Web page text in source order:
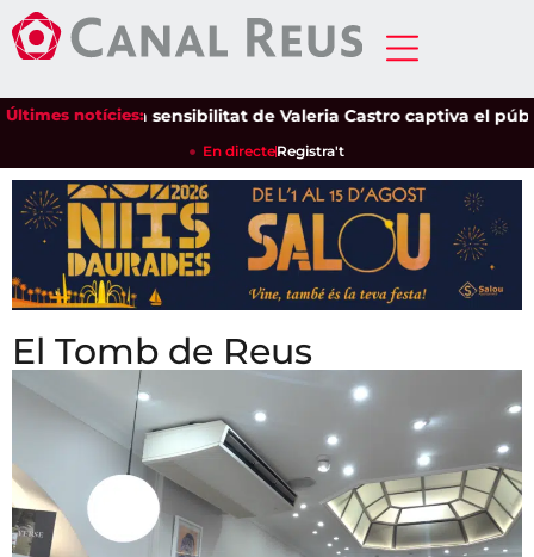
Últimes notícies:
La sensibilitat de Valeria Castro captiva el públic del
En directeRegistra't
El Tomb de Reus